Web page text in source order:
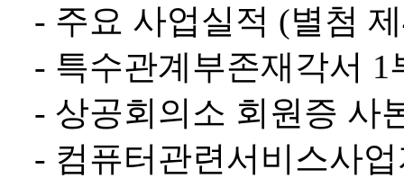
- 주요 사업실적 (별첨
- 특수관계부존재각서 1
- 상공회의소 회원증 사
- 컴퓨터관련서비스사